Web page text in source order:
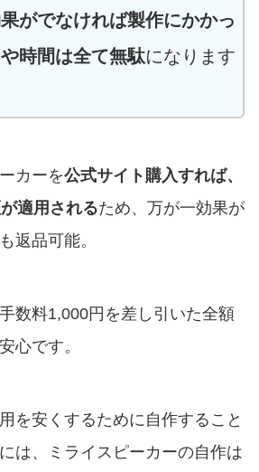
がでなければ製作にかかっ
時間は全て無駄になります
カーを公式サイト購入すれば、
適用されるため、万が一効果が
返品可能。
数料1,000円を差し引いた全額
心です。
を安くするために自作すること
は、ミライスピーカーの自作は